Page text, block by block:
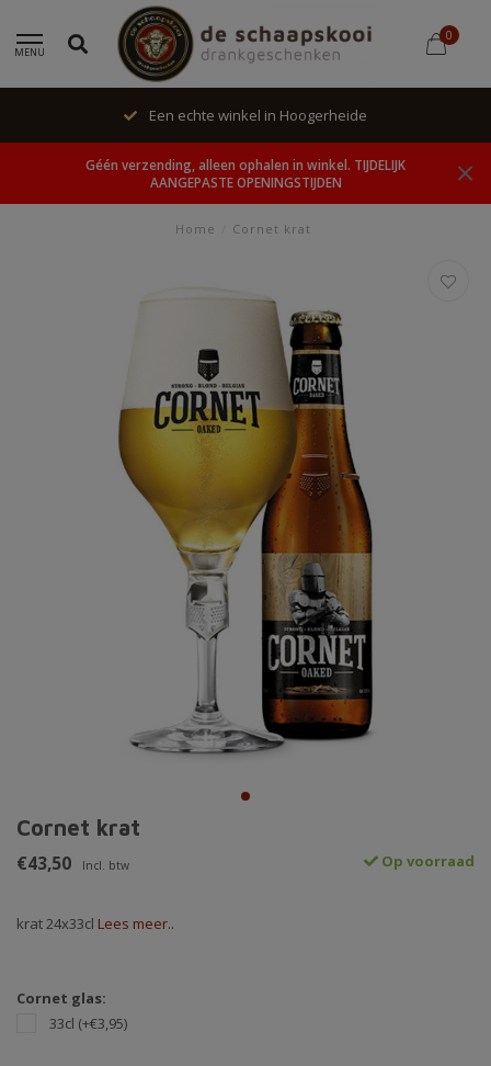
MENU
0
Een echte winkel in Hoogerheide
Géén verzending, alleen ophalen in winkel. TIJDELIJK
AANGEPASTE OPENINGSTIJDEN
Home Cornet krat
Cornet krat
€43,50 Incl. btw Op voorraad
krat 24x33cl Lees meer..
Cornet glas:
33cl (+€3,95)